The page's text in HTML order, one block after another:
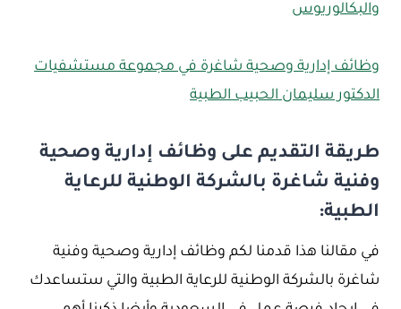
والبكالوريوس
وظائف إدارية وصحية شاغرة في مجموعة مستشفيات
الدكتور سليمان الحبيب الطبية
طريقة التقديم على وظائف إدارية وصحية
وفنية شاغرة بالشركة الوطنية للرعاية
الطبية:
في مقالنا هذا قدمنا لكم وظائف إدارية وصحية وفنية
شاغرة بالشركة الوطنية للرعاية الطبية والتي ستساعدك